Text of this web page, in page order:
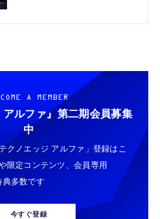
A MEMBER
ルファ』 第二期会員募集
中
クノエッジ アルファ」登録はこ
限定コンテンツ、会員専用
多数です
今すぐ登録